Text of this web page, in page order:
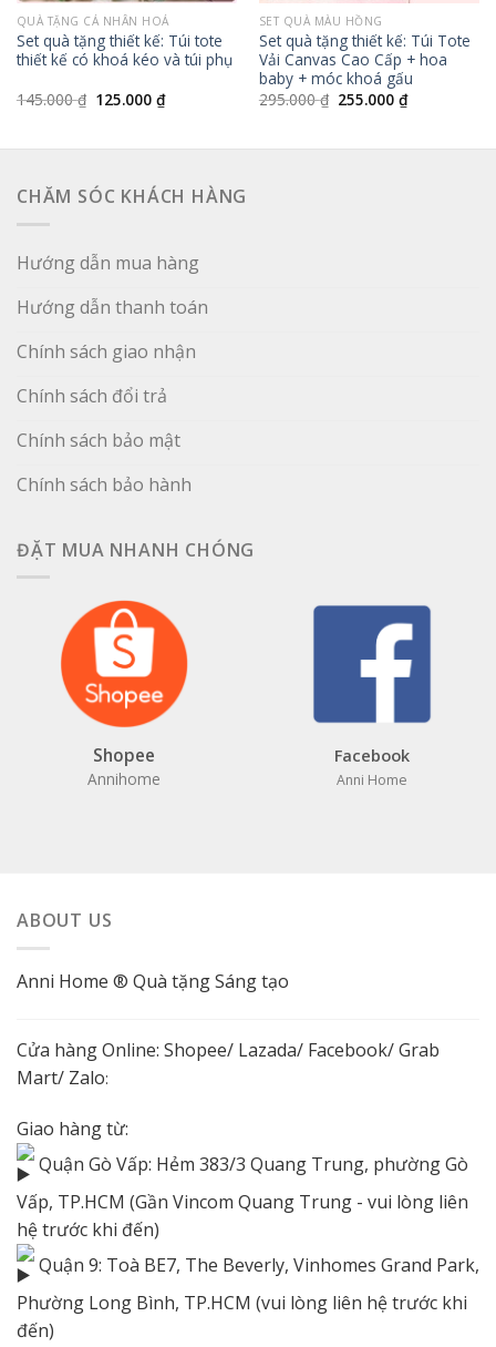
QUÀ TẶNG CÁ NHÂN HOÁ
Set quà tặng thiết kế: Túi tote
thiết kế có khoá kéo và túi phụ
145.000₫ Giá
gốc
125.000 ₫Giá
hiện
125.000 ₫.
SET QUÀ MÀU HỒNG
Set quà tặng thiết kế: Túi Tote
Vải Canvas Cao Cấp + hoa
baby + móc khoá gấu
295.000₫ Giá
gốc
255.000 ₫Giá
hiện
255.000 ₫.
CHĂM SÓC KHÁCH HÀNG
Hướng dẫn mua hàng
Hướng dẫn thanh toán
Chính sách giao nhận
Chính sách đổi trả
Chính sách bảo mật
Chính sách bảo hành
ĐẶT MUA NHANH CHÓNG
Shopee
Annihome
Facebook
Anni Home
ABOUT US
Anni Home ® Quà tặng Sáng tạo
Cửa hàng Online: Shopee/ Lazada/ Facebook/ Grab
Mart/ Zalo:
Giao hàng từ:
Quận Gò Vấp: Hẻm 383/3 Quang Trung, phường Gò
Vấp, TP.HCM (Gần Vincom Quang Trung - vui lòng liên
hệ trước khi đến)
Quận 9: Toà BE7, The Beverly, Vinhomes Grand Park,
Phường Long Bình, TP.HCM (vui lòng liên hệ trước khi
đến)